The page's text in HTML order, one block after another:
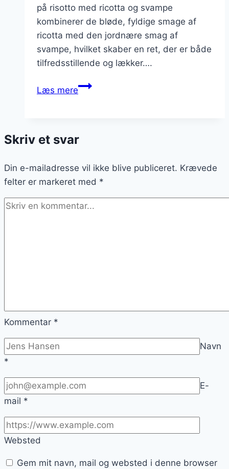
på risotto med ricotta og svampe
kombinerer de bløde, fyldige smage af
ricotta med den jordnære smag af
svampe, hvilket skaber en ret, der er både
tilfredsstillende og lækker….
Læs mereLækker
og
Skriv et svar
Din e-mailadresse vil ikke blive publiceret. Krævede
felter er markeret med *
Kommentar *
Navn
*
E-
mail *
Websted
Gem mit navn, mail og websted i denne browser